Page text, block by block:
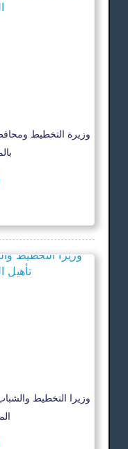
وزيرة التخطيط
وزيرا التخطيط